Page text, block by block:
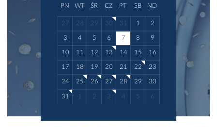
PN WT ŚR CZ PT SB ND
27 28 29 30 31 1 2
3 4 5 6 7 8 9
10 11 12 13 14 15 16
17 18 19 20 21 22 23
24 25 26 27 28 29 30
31 1 2 3 4 5 6